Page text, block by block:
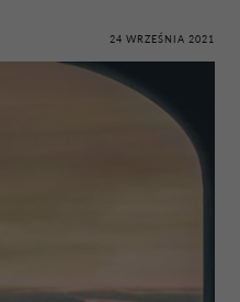
24 WRZEŚNIA 2021